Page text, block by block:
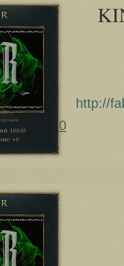
10045
+0
http://
0